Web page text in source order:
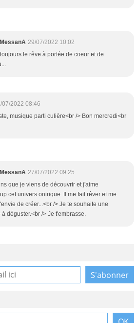
29/07/2022 10:02
le rêve à portée de coeur et de
07/2022 08:46
musique parti culière<br /> Bon mercredi<br
27/07/2022 09:25
que je viens de découvrir et j'aime
cet univers onirique. Il me fait rêver et me
de créer...<br /> Je te souhaite une
déguster.<br /> Je t'embrasse.